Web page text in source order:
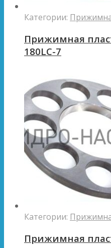
Категории:
Прижимная
180LC-7
Категории:
Прижимная